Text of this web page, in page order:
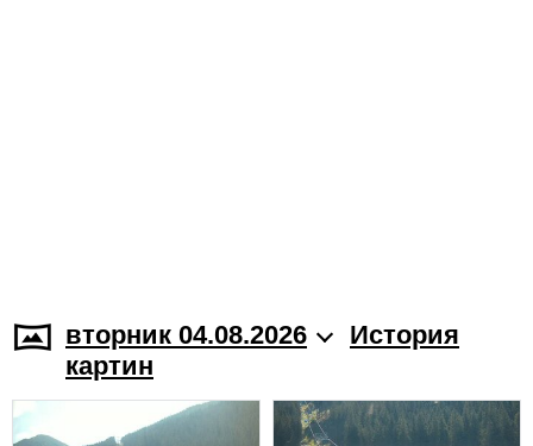
вторник 04.08.2026
История
картин